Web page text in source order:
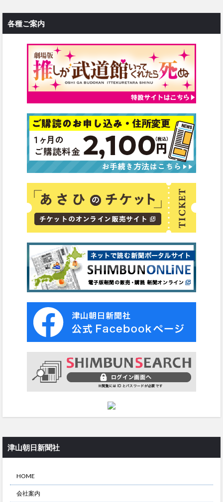
各種ご案内
津山朝日新聞社
HOME
会社案内